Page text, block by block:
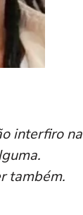
interfiro na
também.